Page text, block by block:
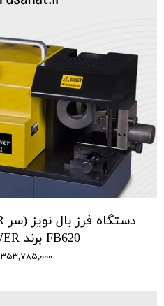
FB620 برند AST-POWER
۳۵۳,۷۸۵,۰۰۰ تومان